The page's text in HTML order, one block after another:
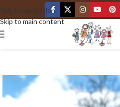
Skip to navigation
Skip to main content